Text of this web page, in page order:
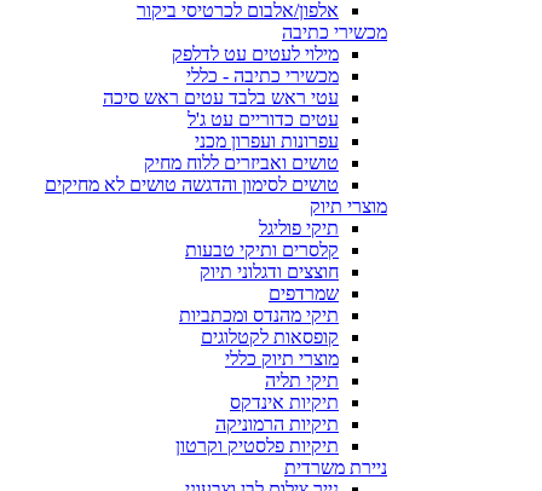
אלפון/אלבום לכרטיסי ביקור
מכשירי כתיבה
מילוי לעטים עט לדלפק
מכשירי כתיבה - כללי
עטי ראש בלבד עטים ראש סיכה
עטים כדוריים עט ג'ל
עפרונות ועפרון מכני
טושים ואביזרים ללוח מחיק
טושים לסימון והדגשה טושים לא מחיקים
מוצרי תיוק
תיקי פוליגל
קלסרים ותיקי טבעות
חוצצים ודגלוני תיוק
שמרדפים
תיקי מהנדס ומכתביות
קופסאות לקטלוגים
מוצרי תיוק כללי
תיקי תליה
תיקיות אינדקס
תיקיות הרמוניקה
תיקיות פלסטיק וקרטון
ניירת משרדית